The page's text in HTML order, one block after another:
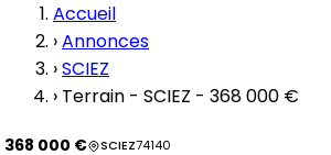
Accueil
›Annonces
›SCIEZ
› Terrain - SCIEZ - 368 000 €
368 000 € SCIEZ74140